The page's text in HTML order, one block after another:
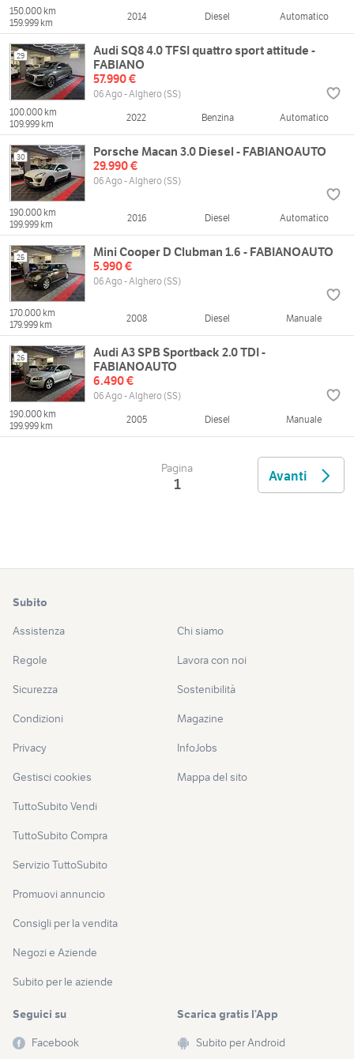
150.000 km
159.999 km
2014 Diesel Automatico
29
Audi SQ8 4.0 TFSI quattro sport attitude -
FABIANO
57.990 €
06 Ago - Alghero (SS)
100.000 km
109.999 km
2022 Benzina Automatico
30
Porsche Macan 3.0 Diesel - FABIANOAUTO
29.990 €
06 Ago - Alghero (SS)
190.000 km
199.999 km
2016 Diesel Automatico
25
Mini Cooper D Clubman 1.6 - FABIANOAUTO
5.990 €
06 Ago - Alghero (SS)
170.000 km
179.999 km
2008 Diesel Manuale
26
Audi A3 SPB Sportback 2.0 TDI -
FABIANOAUTO
6.490 €
06 Ago - Alghero (SS)
190.000 km
199.999 km
2005 Diesel Manuale
Pagina
1 Avanti
Subito
Assistenza
Regole
Sicurezza
Condizioni
Privacy
Gestisci cookies
TuttoSubito Vendi
TuttoSubito Compra
Servizio TuttoSubito
Promuovi annuncio
Consigli per la vendita
Negozi e Aziende
Subito per le aziende
Chi siamo
Lavora con noi
Sostenibilità
Magazine
InfoJobs
Mappa del sito
Seguici su
Facebook
Scarica gratis l’App
Subito per Android